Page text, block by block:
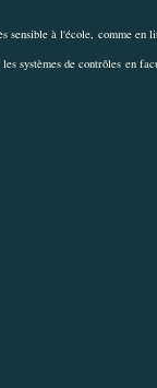
sensible à l'école, comme en
systèmes de contrôles en